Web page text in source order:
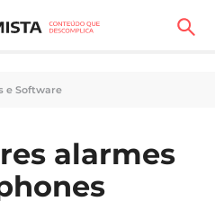
e Software
alarmes